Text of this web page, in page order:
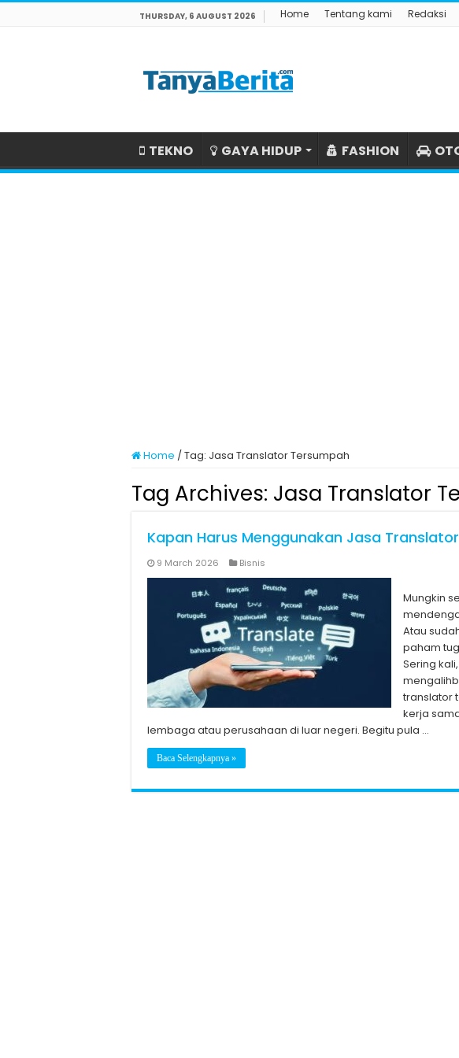
THURSDAY, 6 AUGUST 2026 Home Tentang kami Redaksi
TEKNO GAYA HIDUP FASHION
Home /Tag: Jasa Translator Tersumpah
Tag Archives: Jasa Translator
Kapan Harus Menggunakan Jasa
9 March 2026 Bisnis
Mungkin
Atau
paham
Sering
translator
kerja
lembaga atau perusahaan di luar negeri. Begitu pula …
Baca Selengkapnya »